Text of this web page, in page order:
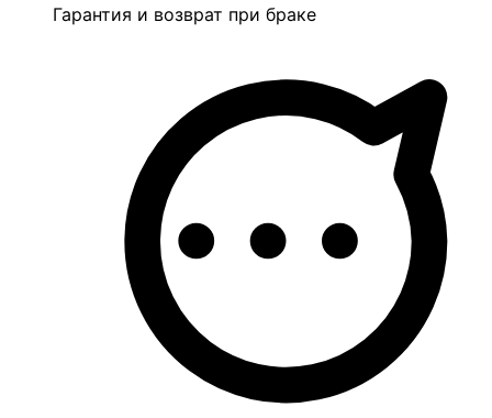
Гарантия и возврат при браке